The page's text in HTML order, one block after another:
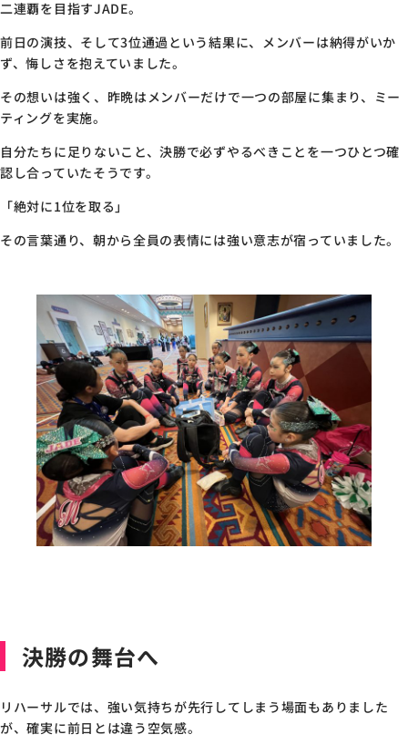
二連覇を目指すJADE。
前日の演技、そして3位通過という結果に、メンバーは納得がいか
ず、悔しさを抱えていました。
その想いは強く、昨晩はメンバーだけで一つの部屋に集まり、ミー
ティングを実施。
自分たちに足りないこと、決勝で必ずやるべきことを一つひとつ確
認し合っていたそうです。
「絶対に1位を取る」
その言葉通り、朝から全員の表情には強い意志が宿っていました。
決勝の舞台へ
リハーサルでは、強い気持ちが先行してしまう場面もありました
が、確実に前日とは違う空気感。